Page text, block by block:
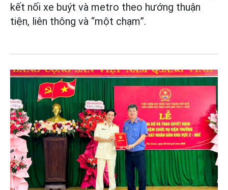
kết nối xe buýt và metro theo hướng thuận
tiện, liên thông và “một chạm”.